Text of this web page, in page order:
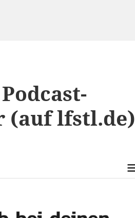
lfstl.de)